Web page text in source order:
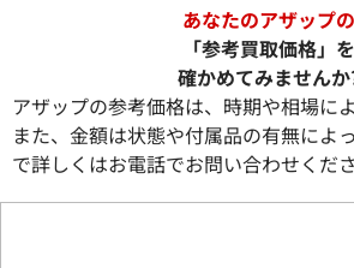
あなたのアザップの
「参考買取価格」を
確かめてみません
アザップの参考価格は、時期や相場に
また、金額は状態や付属品の有無によ
で詳しくはお電話でお問い合わせくださ